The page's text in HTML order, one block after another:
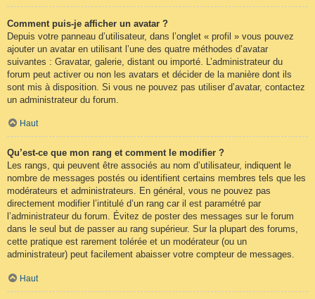
Comment puis-je afficher un avatar ?
Depuis votre panneau d’utilisateur, dans l’onglet « profil » vous pouvez
ajouter un avatar en utilisant l’une des quatre méthodes d’avatar
suivantes : Gravatar, galerie, distant ou importé. L’administrateur du
forum peut activer ou non les avatars et décider de la manière dont ils
sont mis à disposition. Si vous ne pouvez pas utiliser d’avatar, contactez
un administrateur du forum.
Haut
Qu’est-ce que mon rang et comment le modifier ?
Les rangs, qui peuvent être associés au nom d’utilisateur, indiquent le
nombre de messages postés ou identifient certains membres tels que les
modérateurs et administrateurs. En général, vous ne pouvez pas
directement modifier l’intitulé d’un rang car il est paramétré par
l’administrateur du forum. Évitez de poster des messages sur le forum
dans le seul but de passer au rang supérieur. Sur la plupart des forums,
cette pratique est rarement tolérée et un modérateur (ou un
administrateur) peut facilement abaisser votre compteur de messages.
Haut